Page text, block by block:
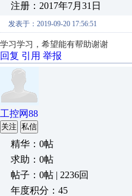
注册：2017年7月31日
发表于：2019-09-20 17:56:51
学习学习，希望能有帮助谢谢
回复 引用 举报
工控网88
关注 私信
精华：0帖
求助：0帖
帖子：0帖 | 2236回
年度积分：45